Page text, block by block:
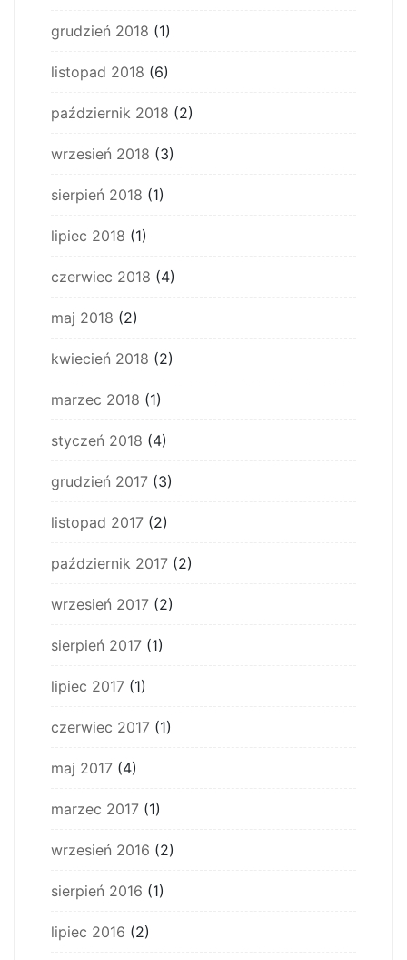
grudzień 2018 (1)
listopad 2018 (6)
październik 2018 (2)
wrzesień 2018 (3)
sierpień 2018 (1)
lipiec 2018 (1)
czerwiec 2018 (4)
maj 2018 (2)
kwiecień 2018 (2)
marzec 2018 (1)
styczeń 2018 (4)
grudzień 2017 (3)
listopad 2017 (2)
październik 2017 (2)
wrzesień 2017 (2)
sierpień 2017 (1)
lipiec 2017 (1)
czerwiec 2017 (1)
maj 2017 (4)
marzec 2017 (1)
wrzesień 2016 (2)
sierpień 2016 (1)
lipiec 2016 (2)